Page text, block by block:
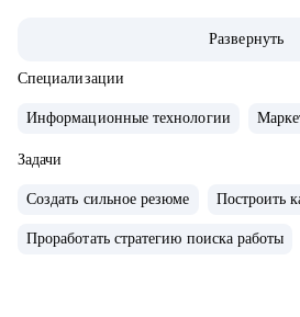
• Внедряю использование данных,
• Провел более 700 консультаций на
• Вместе с подопечными составили
РФ и Европы.
• Мои клиенты нашли работу в
Развернуть
Специализации
Информационные технологии
Задачи
Создать сильное резюме Построить
Проработать стратегию поиска работы